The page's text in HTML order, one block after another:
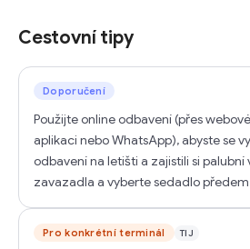
Cestovní tipy
Doporučení
Použijte online odbavení (přes
aplikaci nebo WhatsApp), abyste se
odbavení na letišti a zajistili si palubní
zavazadla a vyberte sedadlo
Pro konkrétní terminál TIJ